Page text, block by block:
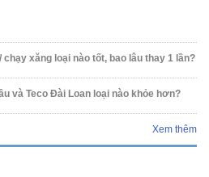
xăng loại nào tốt, bao lâu thay 1 lần?
và Teco Đài Loan loại nào khỏe hơn?
Xem thêm